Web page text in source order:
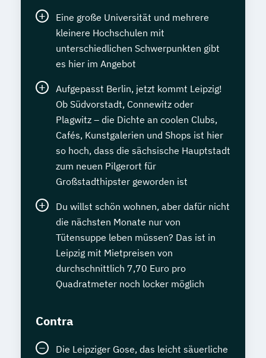
Eine große Universität und mehrere
kleinere Hochschulen mit
unterschiedlichen Schwerpunkten gibt
es hier im Angebot
Aufgepasst Berlin, jetzt kommt Leipzig!
Ob Südvorstadt, Connewitz oder
Plagwitz – die Dichte an coolen Clubs,
Cafés, Kunstgalerien und Shops ist hier
so hoch, dass die sächsische Hauptstadt
zum neuen Pilgerort für
Großstadthipster geworden ist
Du willst schön wohnen, aber dafür nicht
die nächsten Monate nur von
Tütensuppe leben müssen? Das ist in
Leipzig mit Mietpreisen von
durchschnittlich 7,70 Euro pro
Quadratmeter noch locker möglich
Contra
Die Leipziger Gose, das leicht säuerliche